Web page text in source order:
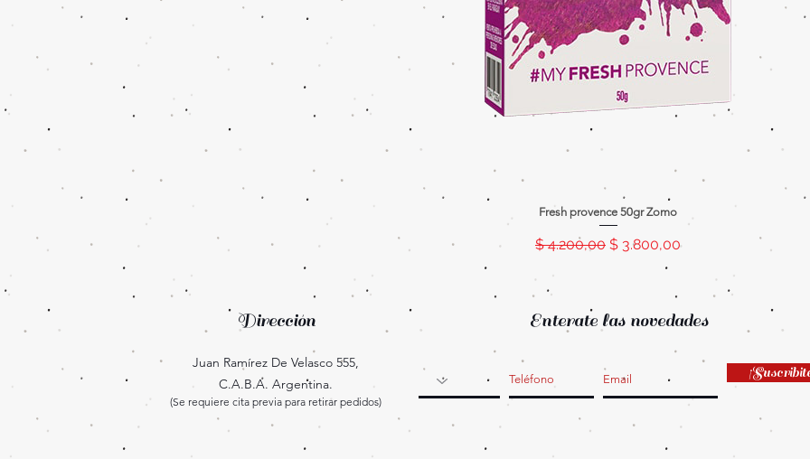
Fresh provence 50gr Zomo
Precio
$ 4.200,00 Precio de oferta
$ 3.800,00
Dirección
Juan Ramírez De Velasco 555,
C.A.B.A. Argentina.
(Se requiere cita previa para retirar pedidos)
Enterate las novedades